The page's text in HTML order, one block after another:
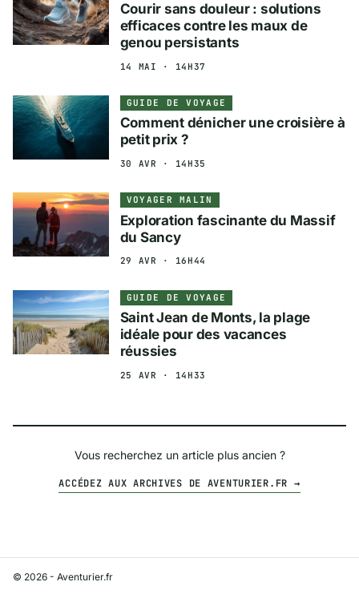
Courir sans douleur : solutions
efficaces contre les maux de
genou persistants
14 MAI · 14H37
GUIDE DE VOYAGE
Comment dénicher une croisière à
petit prix ?
30 AVR · 14H35
VOYAGER MALIN
Exploration fascinante du Massif
du Sancy
29 AVR · 16H44
GUIDE DE VOYAGE
Saint Jean de Monts, la plage
idéale pour des vacances
réussies
25 AVR · 14H33
Vous recherchez un article plus ancien ?
ACCÉDEZ AUX ARCHIVES DE AVENTURIER.FR →
© 2026 - Aventurier.fr